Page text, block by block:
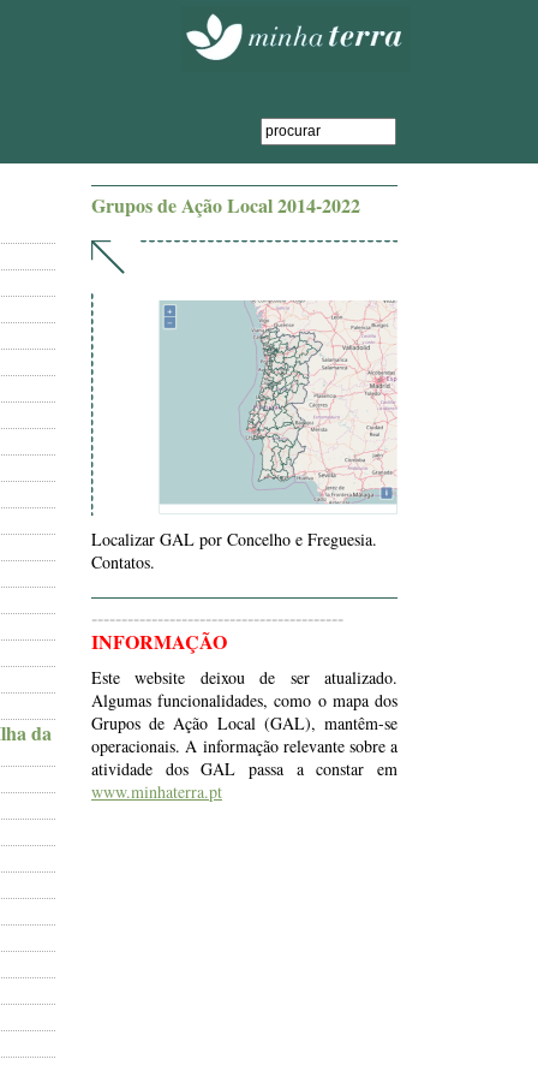
da
Grupos de Ação Local 2014-2022
Localizar GAL por Concelho e Freguesia.
Contatos.
------------------------------------------
INFORMAÇÃO
Este website deixou de ser atualizado.
Algumas funcionalidades, como o mapa dos
Grupos de Ação Local (GAL), mantêm-se
operacionais. A informação relevante sobre a
atividade dos GAL passa a constar em
www.minhaterra.pt